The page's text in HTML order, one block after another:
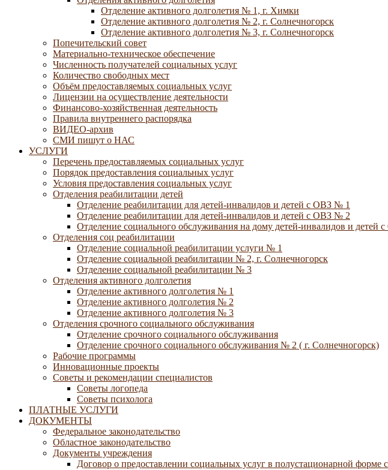
Отделение активного долголетия № 1, г. Химки
Отделение активного долголетия № 2, г. Солнечногорск
Отделение активного долголетия № 3, г. Солнечногорск
Попечительский совет
Материально-техническое обеспечение
Численность получателей социальных услуг
Количество свободных мест
Объём предоставляемых социальных услуг
Лицензии на осуществление деятельности
Финансово-хозяйственная деятельность
Правила внутреннего распорядка
ВИДЕО-архив
СМИ пишут о НАС
УСЛУГИ
Перечень предоставляемых социальных услуг
Порядок предоставления социальных услуг
Условия предоставления социальных услуг
Отделения реабилитации детей
Отделение реабилитации для детей-инвалидов и детей с ОВЗ № 1
Отделение реабилитации для детей-инвалидов и детей с ОВЗ № 2
Отделение социального обслуживания на дому детей-инвалидов и детей
Отделения соц реабилитации
Отделение социальной реабилитации услуги № 1
Отделение социальной реабилитации № 2, г. Солнечногорск
Отделение социальной реабилитации № 3
Отделения активного долголетия
Отделение активного долголетия № 1
Отделение активного долголетия № 2
Отделение активного долголетия № 3
Отделения срочного социального обслуживания
Отделение срочного социального обслуживания
Отделение срочного социального обслуживания № 2 ( г. Солнечногорск)
Рабочие программы
Инновационные проекты
Советы и рекомендации специалистов
Советы логопеда
Советы психолога
ПЛАТНЫЕ УСЛУГИ
ДОКУМЕНТЫ
Федеральное законодательство
Областное законодательство
Документы учреждения
Договор о предоставлении социальных услуг в полустационарной